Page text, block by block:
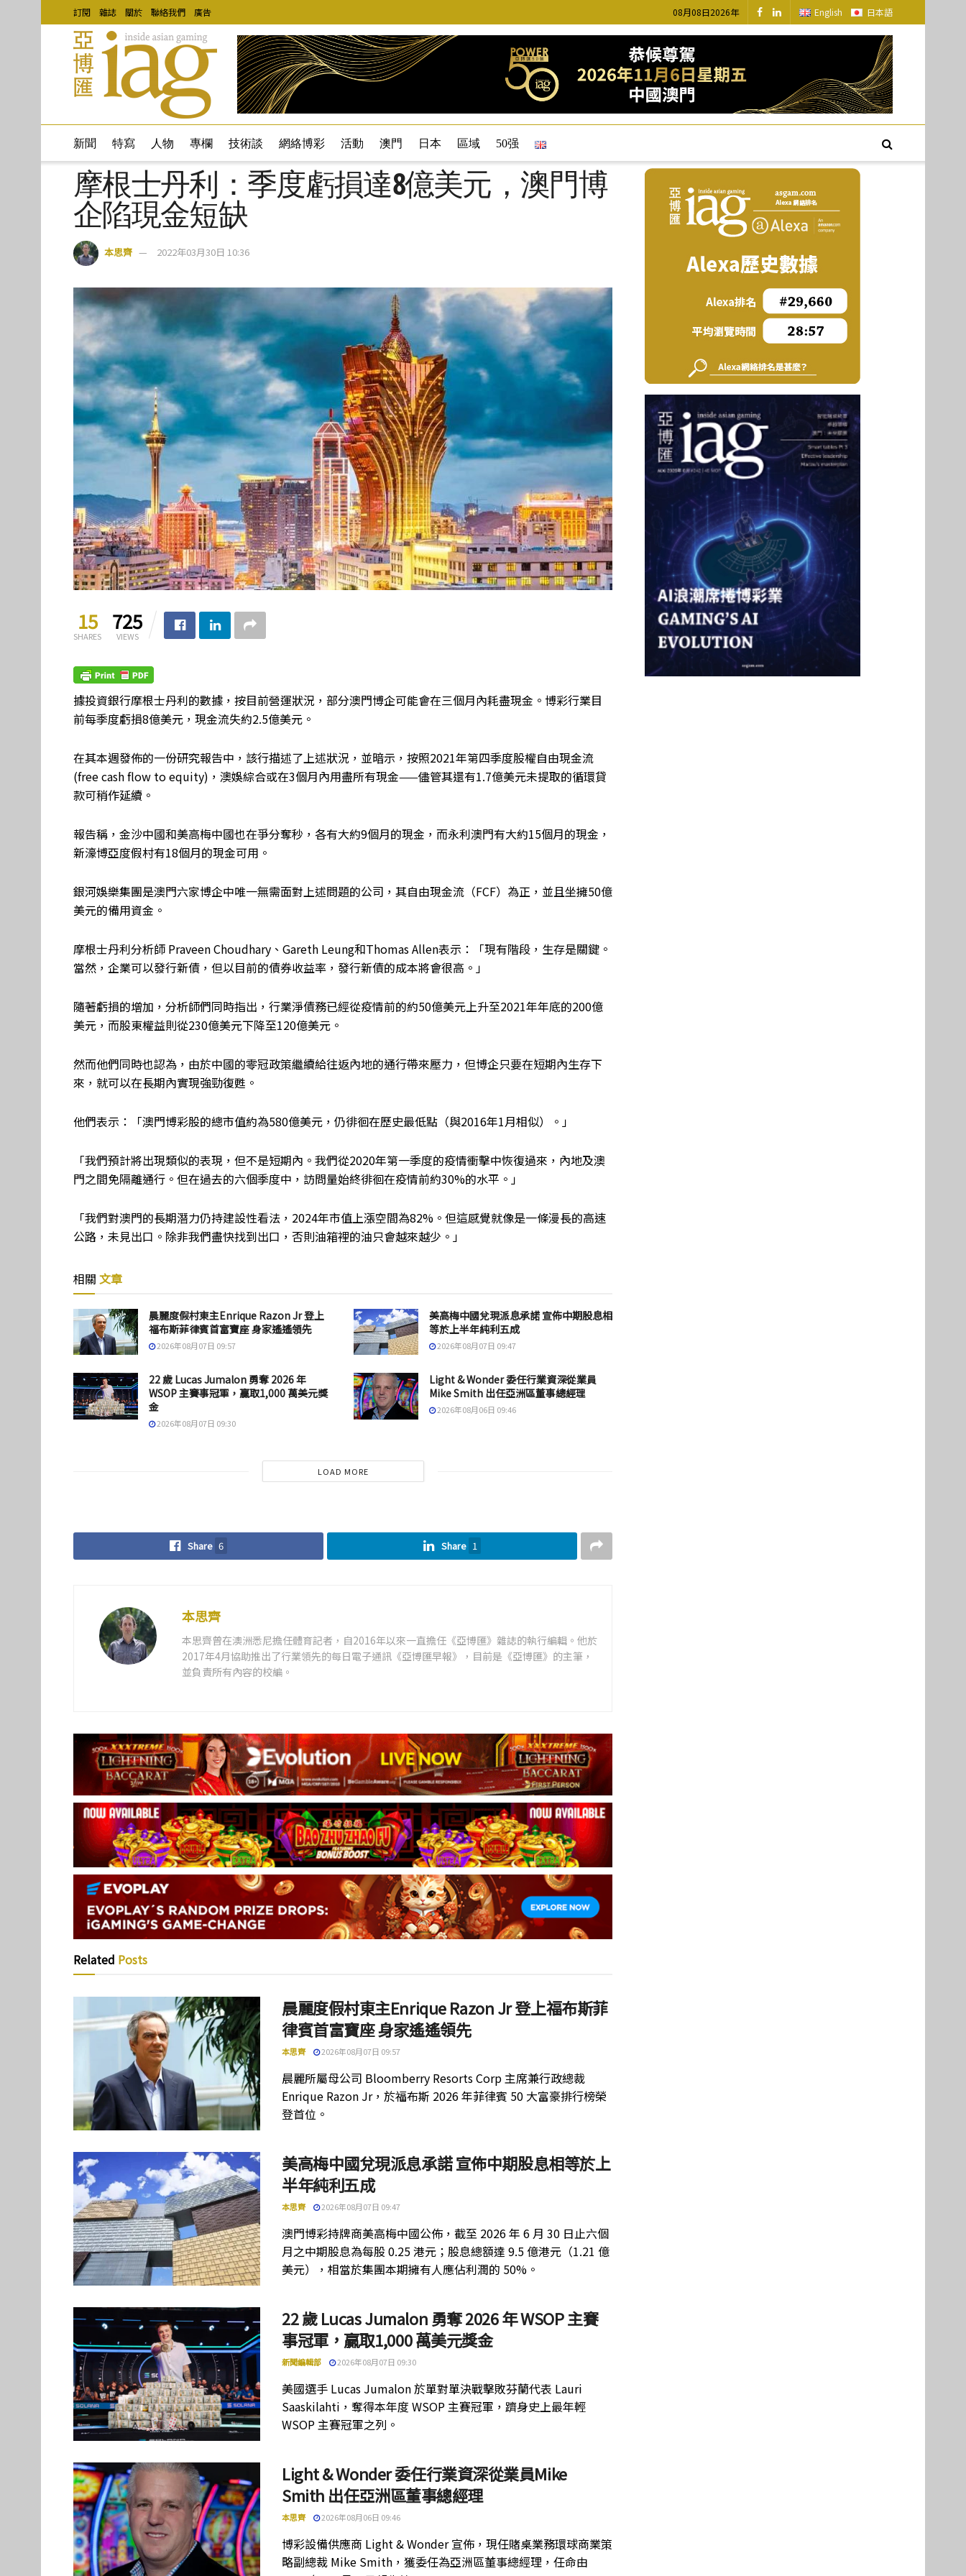
訂閱 雜誌 關於 聯絡我們 廣告 08月08日2026年 English 日本語
新聞 特寫 人物 專欄 技術談 網絡博彩 活動 澳門 日本 區域 50强
摩根士丹利：季度虧損達8億美元，澳門博
企陷現金短缺
本思齊 2022年03月30日 10:36
15
SHARES
725
VIEWS
據投資銀行摩根士丹利的數據，按目前營運狀況，部分澳門博企可能會在三個月內耗盡現金。博彩行業目
前每季度虧損8億美元，現金流失約2.5億美元。
在其本週發佈的一份研究報告中，該行描述了上述狀況，並暗示，按照2021年第四季度股權自由現金流
(free cash flow to equity)，澳娛綜合或在3個月內用盡所有現金——儘管其還有1.7億美元未提取的循環貸
款可稍作延續。
報告稱，金沙中國和美高梅中國也在爭分奪秒，各有大約9個月的現金，而永利澳門有大約15個月的現金，
新濠博亞度假村有18個月的現金可用。
銀河娛樂集團是澳門六家博企中唯一無需面對上述問題的公司，其自由現金流（FCF）為正，並且坐擁50億
美元的備用資金。
摩根士丹利分析師 Praveen Choudhary、Gareth Leung和Thomas Allen表示：「現有階段，生存是關鍵。
當然，企業可以發行新債，但以目前的債券收益率，發行新債的成本將會很高。」
隨著虧損的增加，分析師們同時指出，行業淨債務已經從疫情前的約50億美元上升至2021年年底的200億
美元，而股東權益則從230億美元下降至120億美元。
然而他們同時也認為，由於中國的零冠政策繼續給往返內地的通行帶來壓力，但博企只要在短期內生存下
來，就可以在長期內實現強勁復甦。
他們表示：「澳門博彩股的總市值約為580億美元，仍徘徊在歷史最低點（與2016年1月相似）。」
「我們預計將出現類似的表現，但不是短期內。我們從2020年第一季度的疫情衝擊中恢復過來，內地及澳
門之間免隔離通行。但在過去的六個季度中，訪問量始終徘徊在疫情前約30%的水平。」
「我們對澳門的長期潛力仍持建設性看法，2024年市值上漲空間為82%。但這感覺就像是一條漫長的高速
公路，未見出口。除非我們盡快找到出口，否則油箱裡的油只會越來越少。」
相關 文章
晨麗度假村東主Enrique Razon Jr 登上
福布斯菲律賓首富寶座 身家遙遙領先
2026年08月07日 09:57
美高梅中國兌現派息承諾 宣佈中期股息相
等於上半年純利五成
2026年08月07日 09:47
22 歲 Lucas Jumalon 勇奪 2026 年
WSOP 主賽事冠軍，贏取1,000 萬美元獎
金
2026年08月07日 09:30
Light & Wonder 委任行業資深從業員
Mike Smith 出任亞洲區董事總經理
2026年08月06日 09:46
LOAD MORE
Share 6 Share 1
本思齊
本思齊曾在澳洲悉尼擔任體育記者，自2016年以來一直擔任《亞博匯》雜誌的執行編輯。他於
2017年4月協助推出了行業領先的每日電子通訊《亞博匯早報》，目前是《亞博匯》的主筆，
並負責所有內容的校編。
Related Posts
晨麗度假村東主Enrique Razon Jr 登上福布斯菲
律賓首富寶座 身家遙遙領先
本思齊 2026年08月07日 09:57
晨麗所屬母公司 Bloomberry Resorts Corp 主席兼行政總裁
Enrique Razon Jr，於福布斯 2026 年菲律賓 50 大富豪排行榜榮
登首位。
美高梅中國兌現派息承諾 宣佈中期股息相等於上
半年純利五成
本思齊 2026年08月07日 09:47
澳門博彩持牌商美高梅中國公佈，截至 2026 年 6 月 30 日止六個
月之中期股息為每股 0.25 港元；股息總額達 9.5 億港元（1.21 億
美元），相當於集團本期擁有人應佔利潤的 50%。
22 歲 Lucas Jumalon 勇奪 2026 年 WSOP 主賽
事冠軍，贏取1,000 萬美元獎金
新聞編輯部 2026年08月07日 09:30
美國選手 Lucas Jumalon 於單對單決戰擊敗芬蘭代表 Lauri
Saaskilahti，奪得本年度 WSOP 主賽冠軍，躋身史上最年輕
WSOP 主賽冠軍之列。
Light & Wonder 委任行業資深從業員Mike
Smith 出任亞洲區董事總經理
本思齊 2026年08月06日 09:46
博彩設備供應商 Light & Wonder 宣佈，現任賭桌業務環球商業策
略副總裁 Mike Smith，獲委任為亞洲區董事總經理，任命由